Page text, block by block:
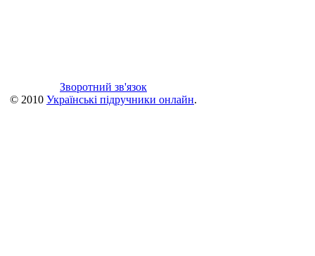
Зворотний зв'язок
© 2010 Українські підручники онлайн.